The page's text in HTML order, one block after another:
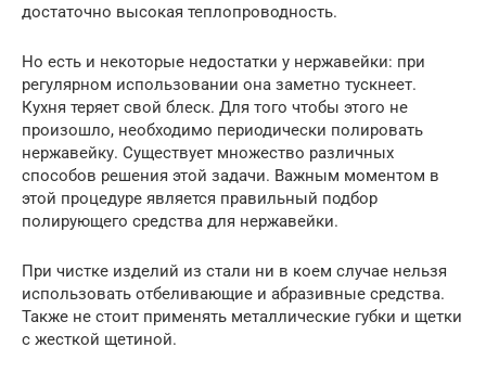
достаточно высокая теплопроводность.
Но есть и некоторые недостатки у нержавейки: при
регулярном использовании она заметно тускнеет.
Кухня теряет свой блеск. Для того чтобы этого не
произошло, необходимо периодически полировать
нержавейку. Существует множество различных
способов решения этой задачи. Важным моментом в
этой процедуре является правильный подбор
полирующего средства для нержавейки.
При чистке изделий из стали ни в коем случае нельзя
использовать отбеливающие и абразивные средства.
Также не стоит применять металлические губки и щетки
с жесткой щетиной.